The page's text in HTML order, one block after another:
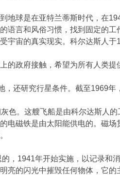
地球是在亚特兰蒂斯时代，在
语言和风俗习惯，找到固定的
宇宙的真实现实。科尔达斯人
的政府接触，希望为所有人类
，还研究行星条件。截至1969年
色。这艘飞船是由科尔达斯人
电磁铁是由太阳能供电的。磁
，1941年开始实施，以记录和
亮的闪光中摧毁任何物体，它的